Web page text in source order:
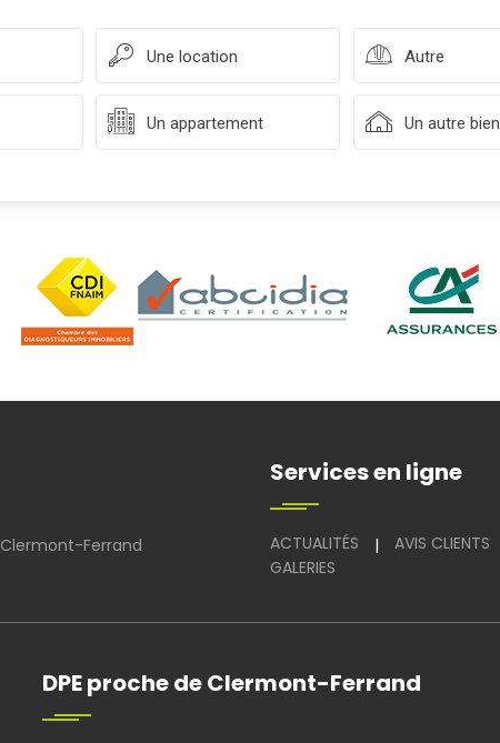
Une location Autre
Un appartement Un autre bien
Clermont-Ferrand
Services en ligne
ACTUALITÉS | AVIS CLIENTS
GALERIES
DPE proche de Clermont-Ferrand